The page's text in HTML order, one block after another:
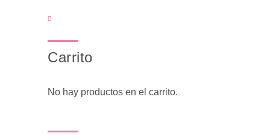
Carrito
No hay productos en el carrito.